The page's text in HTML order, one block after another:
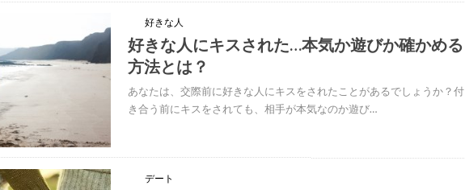
好きな人
好きな人にキスされた…本気か遊びか確かめる
方法とは？
あなたは、交際前に好きな人にキスをされたことがあるでしょうか？付
き合う前にキスをされても、相手が本気なのか遊び…
デート